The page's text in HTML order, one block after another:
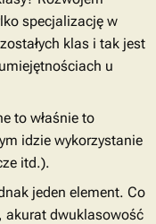
specjalizację w
klas i tak jest
u
to właśnie to
idzie wykorzystanie
itd.).
jeden element. Co
akurat dwuklasowość